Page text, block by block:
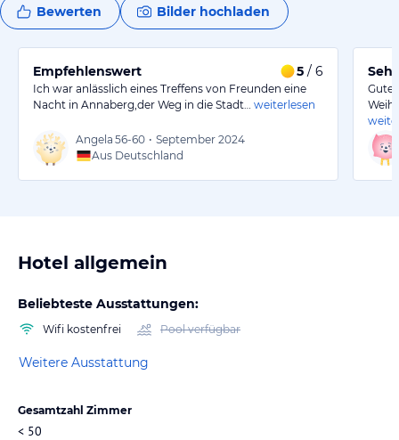
Bewerten Bilder hochladen
Empfehlenswert 5 / 6
Ich war anlässlich eines Treffens von Freunden eine
Nacht in Annaberg,der Weg in die Stadt…
weiterlesen
Angela 56-60 • September 2024
Aus Deutschland
Gute
Hotel allgemein
Beliebteste Ausstattungen:
Wifi kostenfrei Pool verfügbar
Weitere Ausstattung
Gesamtzahl Zimmer
< 50